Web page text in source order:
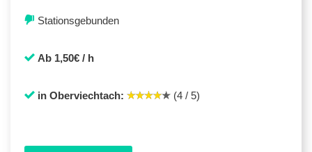
Stationsgebunden
Ab 1,50€ / h
in Oberviechtach: (4 / 5)